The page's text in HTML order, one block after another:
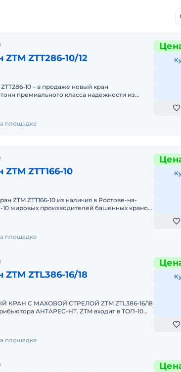
ZTT286-10/12
10 – в продаже новый кран
премиального класса надежности из
площадке
ZTT166-10
ZTM ZTT166-10 из наличия в Ростове-на-
10 мировых производителей башенных кранов.
площадке
ZTL386-16/18
С МАХОВОЙ СТРЕЛОЙ ZTM ZTL386-16/18
АНТАРЕС-НТ. ZTM входит в ТОП-10
площадке